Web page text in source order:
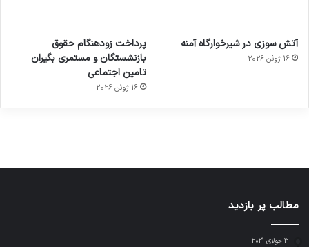
آتش سوزی در شیرخوارگاه آمنه
16 ژوئن 2026
پرداخت زودهنگام حقوق
بازنشستگان و مستمری بگیران
تامین اجتماعی
16 ژوئن 2026
برای
کشف
توسط
مجازی
…
ساعت
هوشمند
با طعم
توسط
ژاکت
در
های
2023
توسط
مطالب پر بازدید
3 جولای 2021